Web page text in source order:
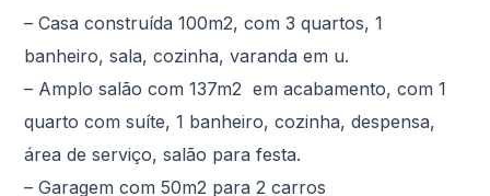
– Casa construída 100m2, com 3 quartos, 1
banheiro, sala, cozinha, varanda em u.
– Amplo salão com 137m2 em acabamento, com 1
quarto com suíte, 1 banheiro, cozinha, despensa,
área de serviço, salão para festa.
– Garagem com 50m2 para 2 carros